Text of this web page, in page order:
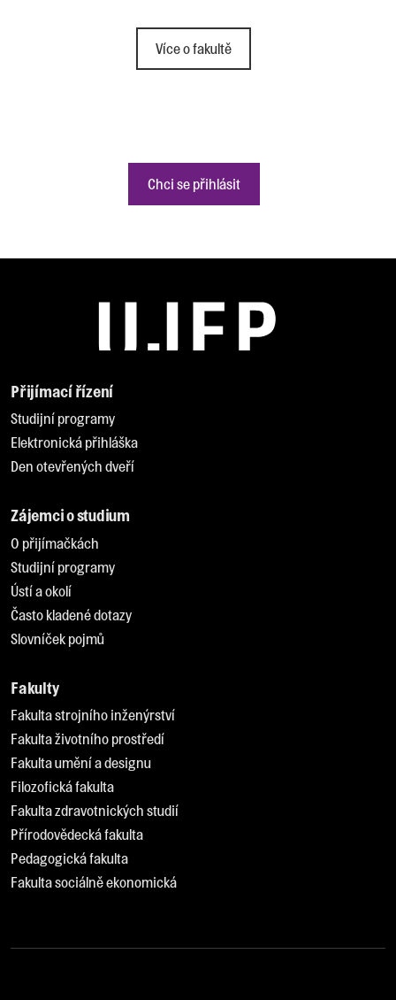
Více o fakultě
Chci se přihlásit
Přijímací řízení
Studijní programy
Elektronická přihláška
Den otevřených dveří
Zájemci o studium
O přijímačkách
Studijní programy
Ústí a okolí
Často kladené dotazy
Slovníček pojmů
Fakulty
Fakulta strojního inženýrství
Fakulta životního prostředí
Fakulta umění a designu
Filozofická fakulta
Fakulta zdravotnických studií
Přírodovědecká fakulta
Pedagogická fakulta
Fakulta sociálně ekonomická